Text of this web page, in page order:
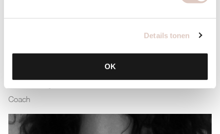
Details tonen
OK
Natasja
Coach